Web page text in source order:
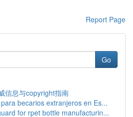
Report Page
Go
信息与copyright指南
becarios extranjeros en Es...
for rpet bottle manufacturin...